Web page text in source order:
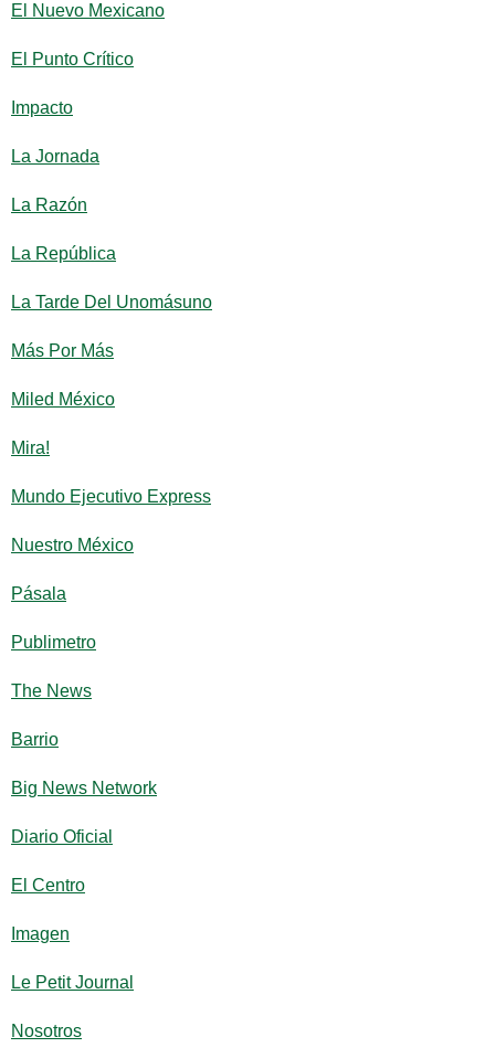
El Nuevo Mexicano
El Punto Crítico
Impacto
La Jornada
La Razón
La República
La Tarde Del Unomásuno
Más Por Más
Miled México
Mira!
Mundo Ejecutivo Express
Nuestro México
Pásala
Publimetro
The News
Barrio
Big News Network
Diario Oficial
El Centro
Imagen
Le Petit Journal
Nosotros